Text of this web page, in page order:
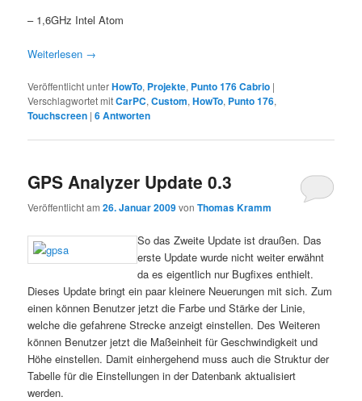
– 1,6GHz Intel Atom
Weiterlesen →
Veröffentlicht unterHowTo, Projekte, Punto 176 Cabrio |
Verschlagwortet mitCarPC,Custom,HowTo, Punto 176,
Touchscreen |6Antworten
GPS Analyzer Update 0.3
Veröffentlicht am26. Januar 2009vonThomas Kramm
So das Zweite Update ist draußen. Das
erste Update wurde nicht weiter erwähnt
da es eigentlich nur Bugfixes enthielt.
Dieses Update bringt ein paar kleinere Neuerungen mit sich. Zum
einen können Benutzer jetzt die Farbe und Stärke der Linie,
welche die gefahrene Strecke anzeigt einstellen. Des Weiteren
können Benutzer jetzt die Maßeinheit für Geschwindigkeit und
Höhe einstellen. Damit einhergehend muss auch die Struktur der
Tabelle für die Einstellungen in der Datenbank aktualisiert
werden.